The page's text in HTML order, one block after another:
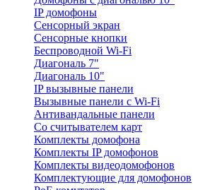
IP домофоны
Сенсорный экран
Сенсорные кнопки
Беспроводной Wi-Fi
Диагональ 7"
Диагональ 10"
IP вызывные панели
Вызывные панели с Wi-Fi
Антивандальные панели
Со считывателем карт
Комплекты домофона
Комплекты IP домофонов
Комплекты видеодомофонов
Комплектующие для домофонов